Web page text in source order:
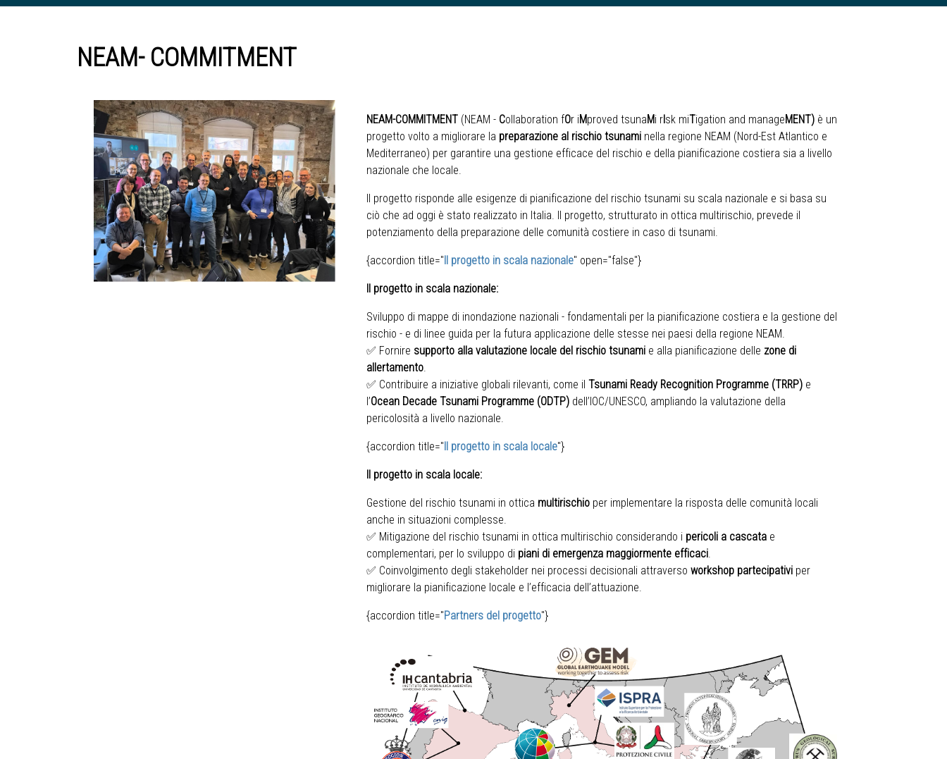
NEAM- COMMITMENT
NEAM-COMMITMENT (NEAM - Collaboration fOr iMproved tsunaMi rIsk miTigation and manageMENT) è un
progetto volto a migliorare la preparazione al rischio tsunami nella regione NEAM (Nord-Est Atlantico e
Mediterraneo) per garantire una gestione efficace del rischio e della pianificazione costiera sia a livello
nazionale che locale.
Il progetto risponde alle esigenze di pianificazione del rischio tsunami su scala nazionale e si basa su
ciò che ad oggi è stato realizzato in Italia. Il progetto, strutturato in ottica multirischio, prevede il
potenziamento della preparazione delle comunità costiere in caso di tsunami.
{accordion title="Il progetto in scala nazionale" open="false"}
Il progetto in scala nazionale:
Sviluppo di mappe di inondazione nazionali - fondamentali per la pianificazione costiera e la gestione del
rischio - e di linee guida per la futura applicazione delle stesse nei paesi della regione NEAM.
✅ Fornire supporto alla valutazione locale del rischio tsunami e alla pianificazione delle zone di
allertamento
✅ Contribuire a iniziative globali rilevanti, come ilTsunami Ready Recognition Programme (TRRP) e
l’Ocean Decade Tsunami Programme (ODTP) dell’IOC/UNESCO, ampliando la valutazione della
pericolosità a livello nazionale.
{accordion title="Il progetto in scala locale"}
Il progetto in scala locale:
Gestione del rischio tsunami in ottica multirischio per implementare la risposta delle comunità locali
anche in situazioni complesse.
✅ Mitigazione del rischio tsunami in ottica multirischio considerando i pericoli a cascata e
complementari, per lo sviluppo di piani di emergenza maggiormente efficaci
✅ Coinvolgimento degli stakeholder nei processi decisionali attraversoworkshop partecipativi per
migliorare la pianificazione locale e l’efficacia dell’attuazione.
{accordion title="Partners del progetto"}